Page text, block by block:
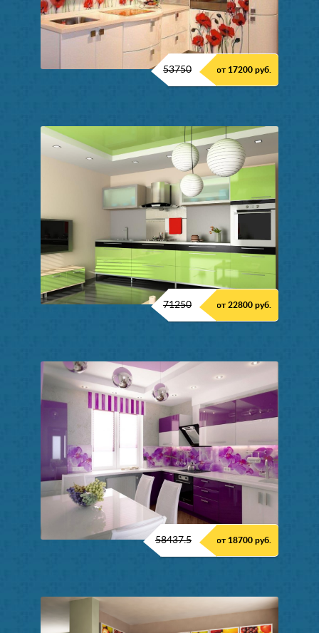
53750 от 17200 руб.
71250 от 22800 руб.
58437.5 от 18700 руб.